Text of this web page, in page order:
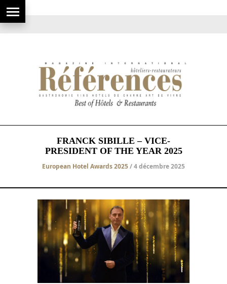
FRANCK SIBILLE – VICE-
PRESIDENT OF THE YEAR 2025
European Hotel Awards 2025/ 4 décembre 2025